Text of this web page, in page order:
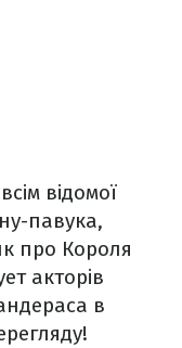
відомої
павука,
про Короля
акторів
в